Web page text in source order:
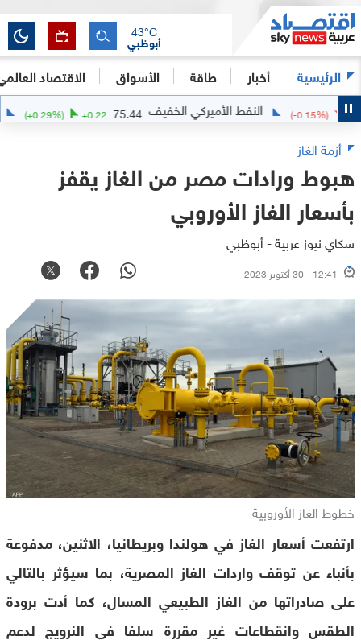
الرئيسية أخبار طاقة الأسواق الاقتصاد
أبوظبي
43°C
(-0.15 النفط الأميركي الخفيف 75.44
+0.22
(+ 0.29%)
الفضة
أزمة الغاز
هبوط ورادات مصر من الغاز يقفز
بأسعار الغاز الأوروبي
سكاي نيوز عربية - أبوظبي
12:41 - 30 أكتوبر 2023
خطوط الغاز الأوروبية
ارتفعت أسعار الغاز في هولندا وبريطانيا، الاثنين، مدفوعة
بأنباء عن توقف واردات الغاز المصرية، بما سيؤثر بالتالي
على صادراتها من الغاز الطبيعي المسال، كما أدت برودة
الطقس وانقطاعات غير مقررة سلفا في النرويج لدعم